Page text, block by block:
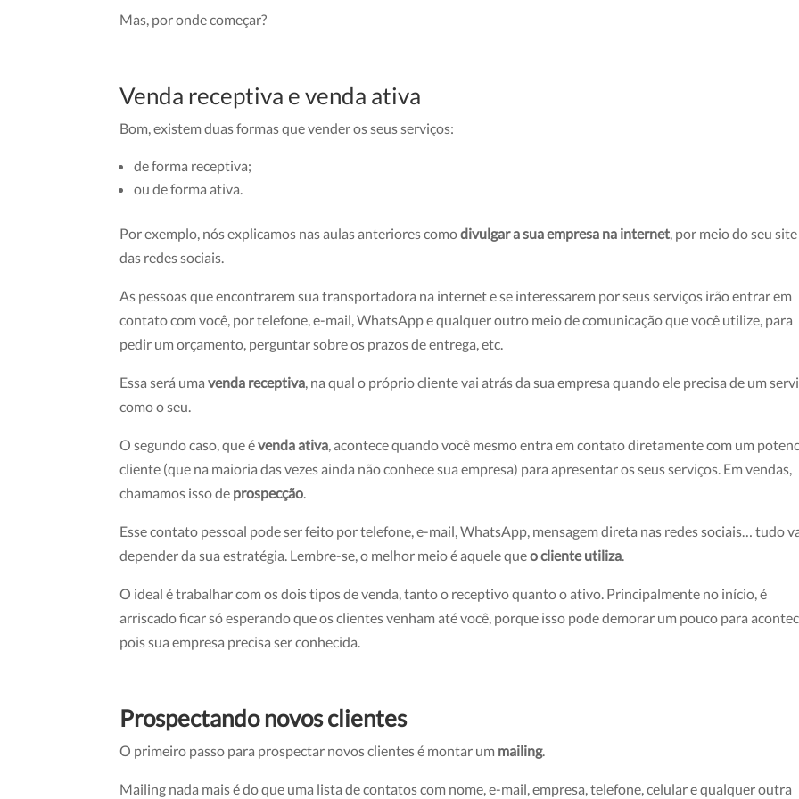
Mas, por onde começar?
Venda receptiva e venda ativa
Bom, existem duas formas que vender os seus serviços:
de forma receptiva;
ou de forma ativa.
Por exemplo, nós explicamos nas aulas anteriores comodivulgar a sua empresa na internet, por meio do seu site
das redes sociais.
As pessoas que encontrarem sua transportadora na internet e se interessarem por seus serviços irão entrar em
contato com você, por telefone, e-mail, WhatsApp e qualquer outro meio de comunicação que você utilize, para
pedir um orçamento, perguntar sobre os prazos de entrega, etc.
Essa será umavenda receptiva, na qual o próprio cliente vai atrás da sua empresa quando ele precisa de um
como o seu.
O segundo caso, que évenda ativa, acontece quando você mesmo entra em contato diretamente com um
cliente (que na maioria das vezes ainda não conhece sua empresa) para apresentar os seus serviços. Em vendas,
chamamos isso de prospecção.
Esse contato pessoal pode ser feito por telefone, e-mail, WhatsApp, mensagem direta nas redes sociais… tudo
depender da sua estratégia. Lembre-se, o melhor meio é aquele queo cliente utiliza.
O ideal é trabalhar com os dois tipos de venda, tanto o receptivo quanto o ativo. Principalmente no início, é
arriscado ficar só esperando que os clientes venham até você, porque isso pode demorar um pouco para
pois sua empresa precisa ser conhecida.
Prospectando novos clientes
O primeiro passo para prospectar novos clientes é montar um mailing.
Mailing nada mais é do que uma lista de contatos com nome, e-mail, empresa, telefone, celular e qualquer outra